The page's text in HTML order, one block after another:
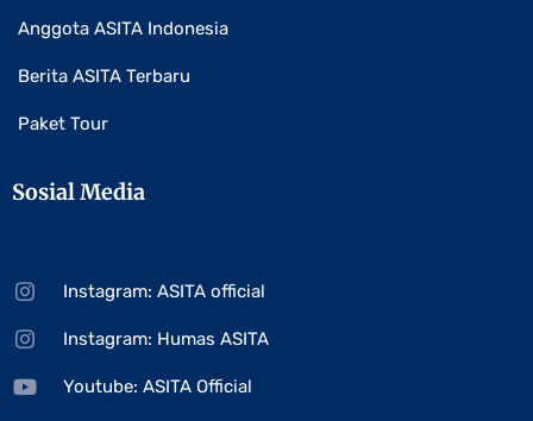
Anggota ASITA Indonesia
Berita ASITA Terbaru
Paket Tour
Sosial Media
Instagram: ASITA official
Instagram: Humas ASITA
Youtube: ASITA Official